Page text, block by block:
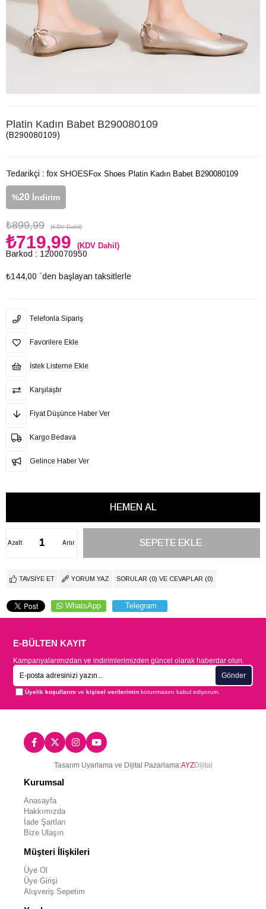
Platin Kadın Babet B290080109
(B290080109)
Tedarikçi : fox SHOES
%20 İndirim
₺899,99 (KDV Dahil)
₺719,99 (KDV Dahil)
Barkod : 1200070950
₺144,00 `den başlayan taksitlerle
Fox Shoes Platin Kadın Babet B290080109
Telefonla Sipariş
Favorilere Ekle
İstek Listeme Ekle
Karşılaştır
Fiyat Düşünce Haber Ver
Kargo Bedava
Gelince Haber Ver
Artır
Azalt
TAVSIYE ET YORUM YAZ SORULAR (0) VE CEVAPLAR (0)
WhatsApp Telegram
E-BÜLTEN KAYIT
Kampanyalarımızdan ve indirimlerimizden güncel olarak haberdar olun.
Gönder
Üyelik koşullarını vekişisel verilerimin korunmasını kabul ediyorum.
Tasarım Uyarlama ve Dijital Pazarlama:AYZDijital
Kurumsal
Anasayfa
Hakkımızda
İade Şartları
Bize Ulaşın
Müşteri İlişkileri
Üye Ol
Üye Girişi
Alışveriş Sepetim